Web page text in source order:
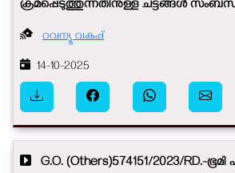
ക്രമപ്പെടുത്തുന്നതിനുള്ള ചട്ടങ്ങൾ
റവന്യൂ വകുപ്പ്
14-10-2025
G.O. (Others)574151/2023/RD.-